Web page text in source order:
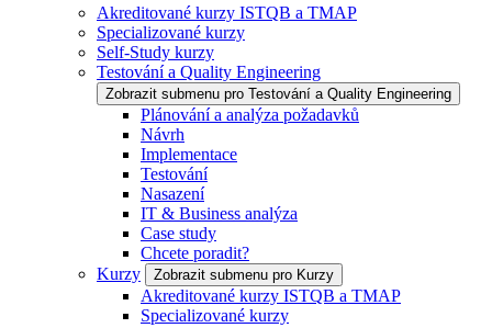
Akreditované kurzy ISTQB a TMAP
Specializované kurzy
Self-Study kurzy
Testování a Quality Engineering
Zobrazit submenu pro Testování a Quality Engineering
Plánování a analýza požadavků
Návrh
Implementace
Testování
Nasazení
IT & Business analýza
Case study
Chcete poradit?
Kurzy
Zobrazit submenu pro Kurzy
Akreditované kurzy ISTQB a TMAP
Specializované kurzy